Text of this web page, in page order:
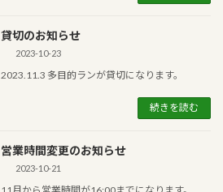
貸切のお知らせ
2023-10-23
2023.11.3 多目的ランが貸切になります。
続きを読む
営業時間変更のお知らせ
2023-10-21